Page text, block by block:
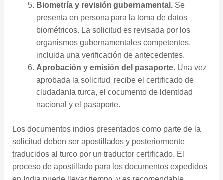
Biometría y revisión gubernamental.Se
presenta en persona para la toma de datos
biométricos. La solicitud es revisada por los
organismos gubernamentales competentes,
incluida una verificación de antecedentes.
Aprobación y emisión del pasaporte.Una vez
aprobada la solicitud, recibe el certificado de
ciudadanía turca, el documento de identidad
nacional y el pasaporte.
Los documentos indios presentados como parte de la
solicitud deben ser apostillados y posteriormente
traducidos al turco por un traductor certificado. El
proceso de apostillado para los documentos expedidos